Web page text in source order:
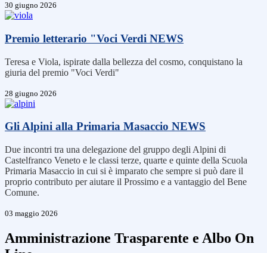
30 giugno 2026
Premio letterario "Voci Verdi NEWS
Teresa e Viola, ispirate dalla bellezza del cosmo, conquistano la
giuria del premio "Voci Verdi"
28 giugno 2026
Gli Alpini alla Primaria Masaccio NEWS
Due incontri tra una delegazione del gruppo degli Alpini di
Castelfranco Veneto e le classi terze, quarte e quinte della Scuola
Primaria Masaccio in cui si è imparato che sempre si può dare il
proprio contributo per aiutare il Prossimo e a vantaggio del Bene
Comune.
03 maggio 2026
Amministrazione Trasparente e Albo On